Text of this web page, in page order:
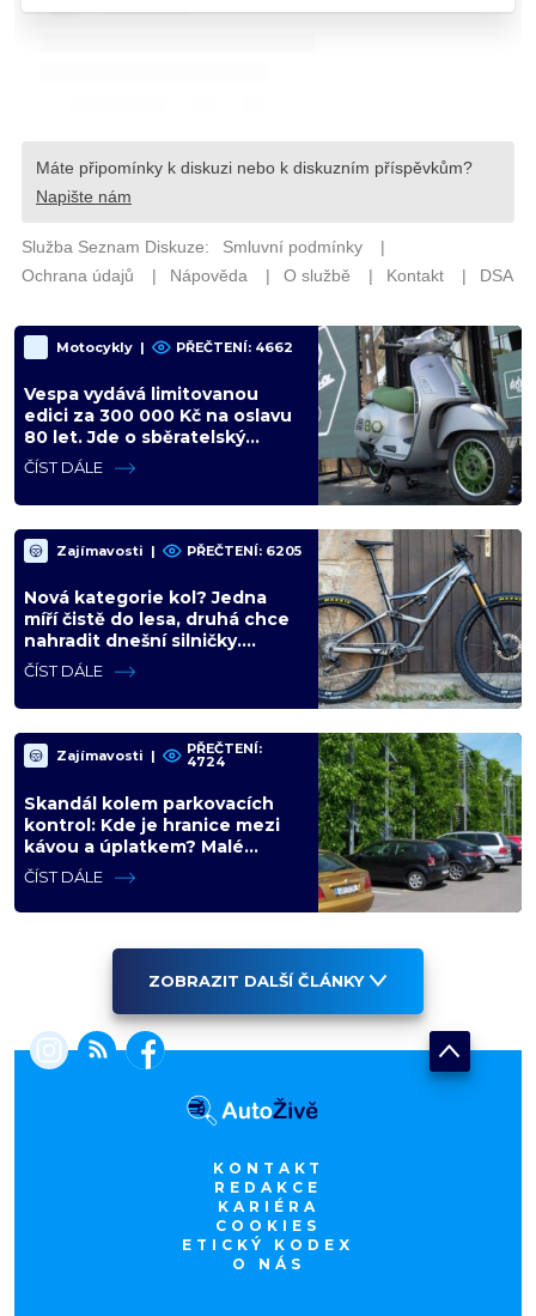
Motocykly | PŘEČTENÍ: 4662
Vespa vydává limitovanou
edici za 300 000 Kč na oslavu
80 let. Jde o sběratelský
kalkul místo jízdního upgradu
ČÍST DÁLE
Zajímavosti | PŘEČTENÍ: 6205
Nová kategorie kol? Jedna
míří čistě do lesa, druhá chce
nahradit dnešní silničky.
Cyklisté mají rozporuplné
názory
ČÍST DÁLE
Zajímavosti | PŘEČTENÍ:
4724
Skandál kolem parkovacích
kontrol: Kde je hranice mezi
kávou a úplatkem? Malé
město, malá výhoda, velký
problém
ČÍST DÁLE
ZOBRAZIT DALŠÍ ČLÁNKY
KONTAKT
REDAKCE
KARIÉRA
COOKIES
ETICKÝ KODEX
O NÁS